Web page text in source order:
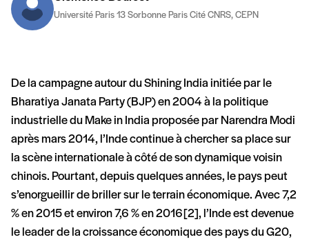
Université Paris 13 Sorbonne Paris Cité CNRS, CEPN
De la campagne autour du Shining India initiée par le
Bharatiya Janata Party (BJP) en 2004 à la politique
industrielle du Make in India proposée par Narendra Modi
après mars 2014, l’Inde continue à chercher sa place sur
la scène internationale à côté de son dynamique voisin
chinois. Pourtant, depuis quelques années, le pays peut
s’enorgueillir de briller sur le terrain économique. Avec 7,2
% en 2015 et environ 7,6 % en 2016 [2], l’Inde est devenue
le leader de la croissance économique des pays du G20,